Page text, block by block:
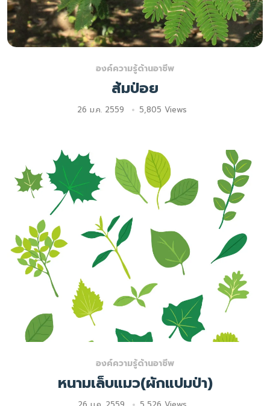
องค์ความรู้ด้านอาชีพ
ส้มป่อย
26 ม.ค. 2559 5,805 Views
องค์ความรู้ด้านอาชีพ
หนามเล็บแมว(ผักแปมป่า)